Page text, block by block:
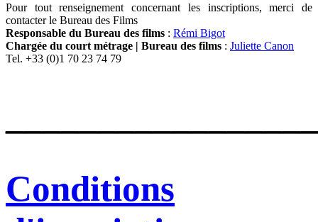
Pour tout renseignement concernant les inscriptions, merci de
contacter le Bureau des Films
Responsable du Bureau des films : Rémi Bigot
Chargée du court métrage | Bureau des films : Juliette Canon
Tel. +33 (0)1 70 23 74 79
Conditions